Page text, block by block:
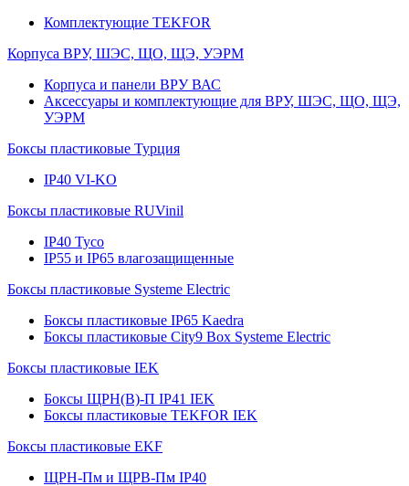
Комплектующие TEKFOR
Корпуса ВРУ, ШЭС, ЩО, ЩЭ, УЭРМ
Корпуса и панели ВРУ ВАС
Аксессуары и комплектующие для ВРУ, ШЭС, ЩО, ЩЭ,
УЭРМ
Боксы пластиковые Турция
IP40 VI-KO
Боксы пластиковые RUVinil
IP40 Тусо
IP55 и IP65 влагозащищенные
Боксы пластиковые Systeme Electric
Боксы пластиковые IP65 Kaedra
Боксы пластиковые City9 Box Systeme Electric
Боксы пластиковые IEK
Боксы ЩРН(В)-П IP41 IEK
Боксы пластиковые TEKFOR IEK
Боксы пластиковые EKF
ЩРН-Пм и ЩРВ-Пм IP40